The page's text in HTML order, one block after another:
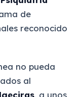
de
reconocido
no pueda
al
, a unos